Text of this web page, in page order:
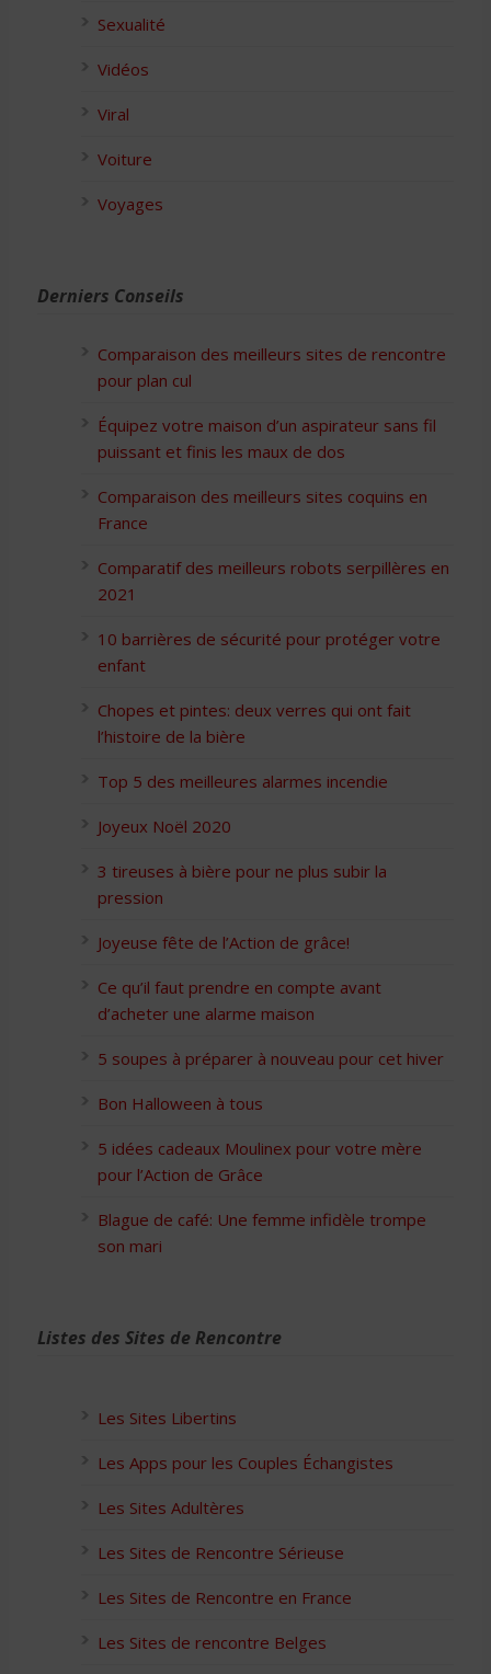
Sexualité
Vidéos
Viral
Voiture
Voyages
Derniers Conseils
Comparaison des meilleurs sites de rencontre
pour plan cul
Équipez votre maison d’un aspirateur sans fil
puissant et finis les maux de dos
Comparaison des meilleurs sites coquins en
France
Comparatif des meilleurs robots serpillères en
2021
10 barrières de sécurité pour protéger votre
enfant
Chopes et pintes: deux verres qui ont fait
l’histoire de la bière
Top 5 des meilleures alarmes incendie
Joyeux Noël 2020
3 tireuses à bière pour ne plus subir la
pression
Joyeuse fête de l’Action de grâce!
Ce qu’il faut prendre en compte avant
d’acheter une alarme maison
5 soupes à préparer à nouveau pour cet hiver
Bon Halloween à tous
5 idées cadeaux Moulinex pour votre mère
pour l’Action de Grâce
Blague de café: Une femme infidèle trompe
son mari
Listes des Sites de Rencontre
Les Sites Libertins
Les Apps pour les Couples Échangistes
Les Sites Adultères
Les Sites de Rencontre Sérieuse
Les Sites de Rencontre en France
Les Sites de rencontre Belges